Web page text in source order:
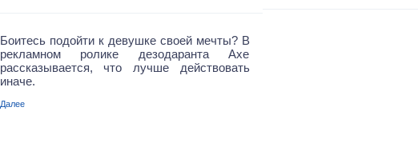
Боитесь подойти к девушке своей мечты? В
рекламном ролике дезодаранта Axe
рассказывается, что лучше действовать
иначе.
Далее